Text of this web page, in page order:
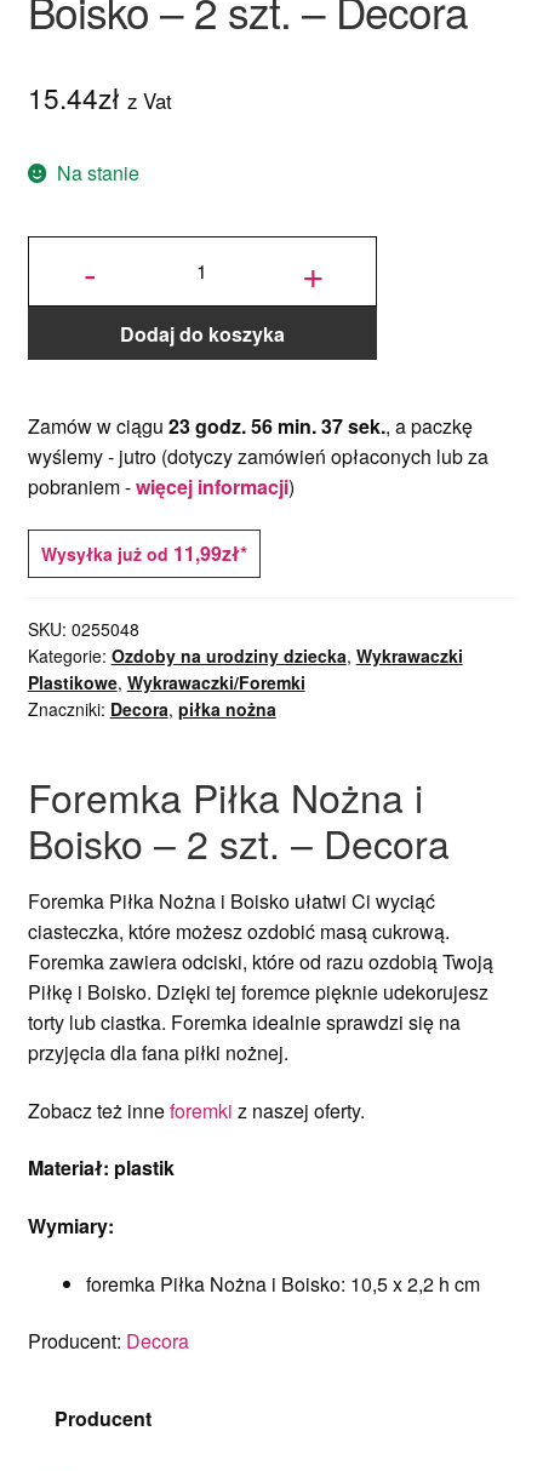
15.44zł z Vat
Na stanie
-
ilość
Nożna i
Boisko -
Decora +
Dodaj do koszyka
Zamów w ciągu 23 godz. 56 min. 37 sek., a paczkę
wyślemy - jutro(dotyczy zamówień opłaconych lub za
pobraniem -więcej informacji)
Wysyłka już od 11,99zł*
SKU: 0255048
Kategorie: Ozdoby na urodziny dziecka, Wykrawaczki
Plastikowe, Wykrawaczki/Foremki
Znaczniki: Decora, piłka nożna
Foremka Piłka Nożna i
Boisko – 2 szt. – Decora
Foremka Piłka Nożna i Boisko ułatwi Ci wyciąć
ciasteczka, które możesz ozdobić masą cukrową.
Foremka zawiera odciski, które od razu ozdobią Twoją
Piłkę i Boisko. Dzięki tej foremce pięknie udekorujesz
torty lub ciastka. Foremka idealnie sprawdzi się na
przyjęcia dla fana piłki nożnej.
Zobacz też inneforemki z naszej oferty.
Materiał: plastik
Wymiary:
foremka Piłka Nożna i Boisko: 10,5 x 2,2 h cm
Producent: Decora
Producent